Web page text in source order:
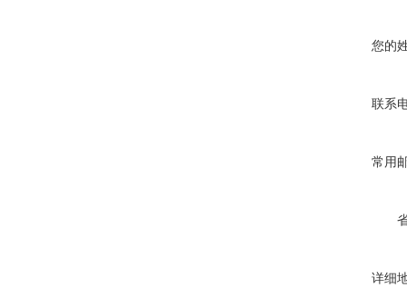
您的
联系
常用
详细